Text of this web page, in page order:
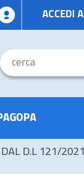
ACCEDI
DAL D.L 121/2021